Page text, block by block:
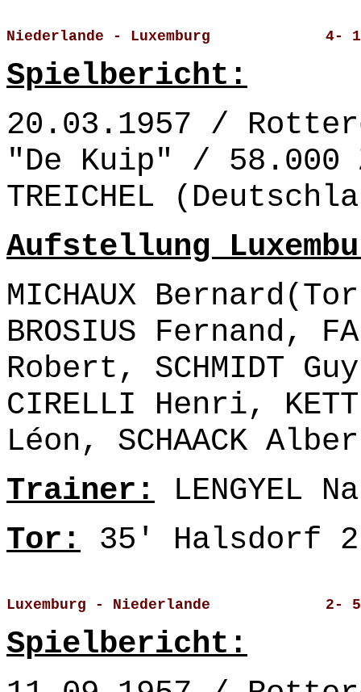
Niederlande - Luxemburg             4-
Spielbericht:
20.03.1957 /
"De Kuip" /
TREICHEL
Aufstellung
MICHAUX
BROSIUS Fernand,
Robert, SCHMIDT
CIRELLI Henri,
Léon, SCHAACK
Trainer: LENGYEL
Tor: 35' Halsdorf
Luxemburg - Niederlande             2-
Spielbericht: